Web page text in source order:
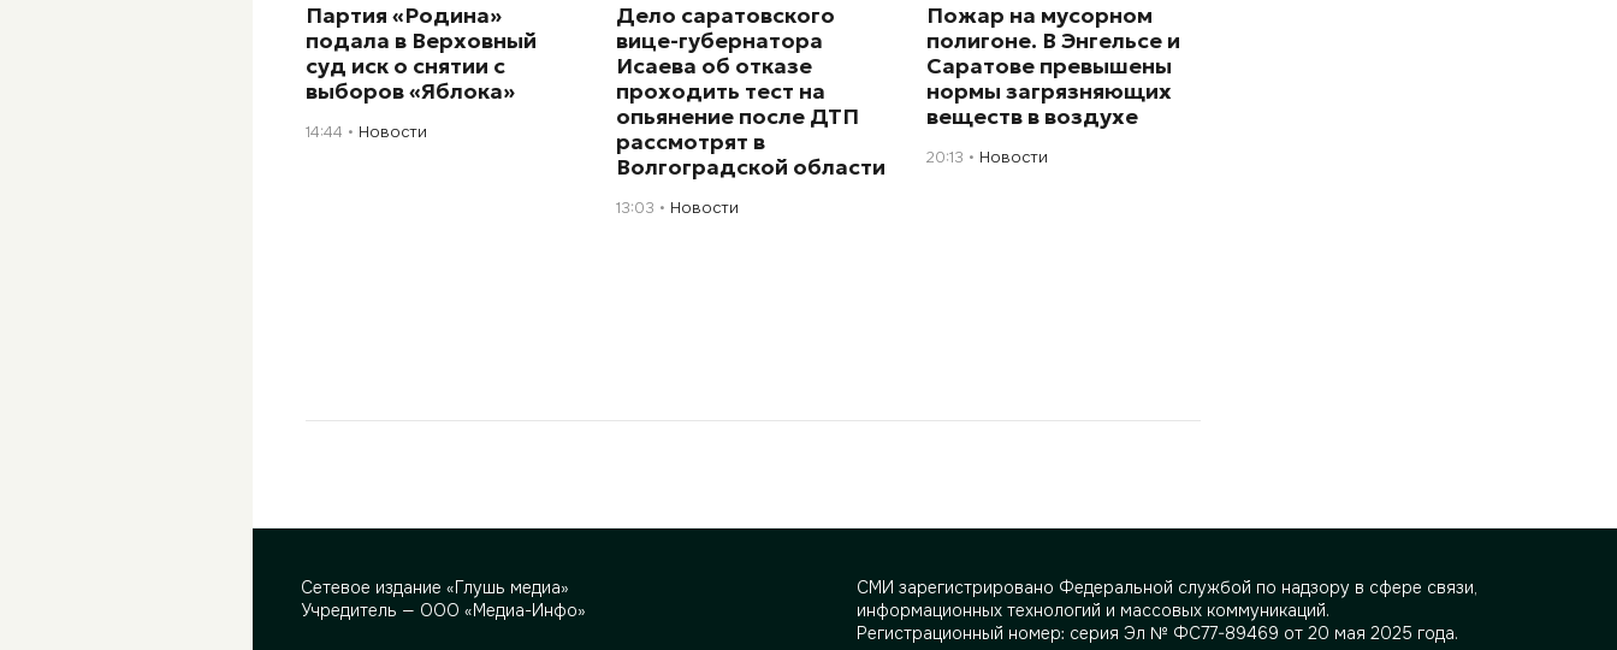
Партия «Родина»
подала в Верховный
суд иск о снятии с
выборов «Яблока»
14:44 Новости
Дело саратовского
вице-губернатора
Исаева об отказе
проходить тест на
опьянение после ДТП
рассмотрят в
Волгоградской области
13:03 Новости
Пожар на мусорном
полигоне. В Энгельсе и
Саратове превышены
нормы загрязняющих
веществ в воздухе
20:13 Новости
Сетевое издание «Глушь медиа»
Учредитель — ООО «Медиа-Инфо»
СМИ зарегистрировано Федеральной службой по надзору в сфере связи,
информационных технологий и массовых коммуникаций.
Регистрационный номер: серия Эл № ФС77-89469 от 20 мая 2025 года.